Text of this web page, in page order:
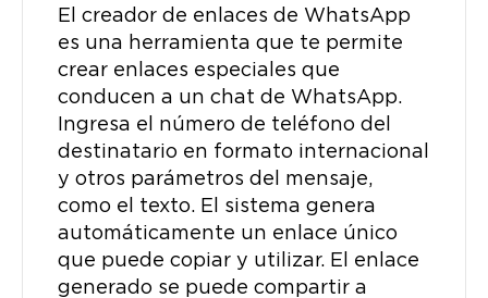
El creador de enlaces de WhatsApp
es una herramienta que te permite
crear enlaces especiales que
conducen a un chat de WhatsApp.
Ingresa el número de teléfono del
destinatario en formato internacional
y otros parámetros del mensaje,
como el texto. El sistema genera
automáticamente un enlace único
que puede copiar y utilizar. El enlace
generado se puede compartir a